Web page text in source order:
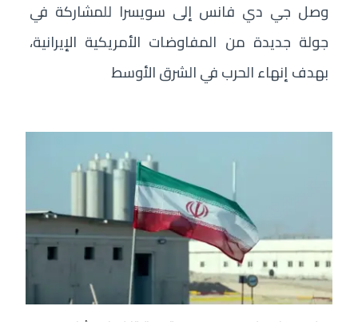
وصل جي دي فانس إلى سويسرا للمشاركة في
جولة جديدة من المفاوضات الأمريكية الإيرانية،
بهدف إنهاء الحرب في الشرق الأوسط